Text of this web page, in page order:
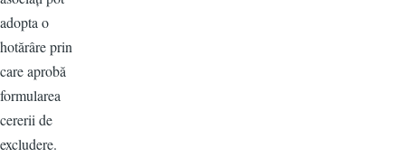
adopta o
hotărâre prin
care aprobă
formularea
cererii de
excludere.